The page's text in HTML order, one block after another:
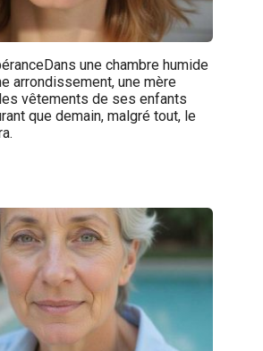
une chambre humide
arrondissement, une mère
vêtements de ses enfants
que demain, malgré tout, le